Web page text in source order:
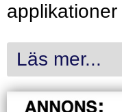
Läs mer...